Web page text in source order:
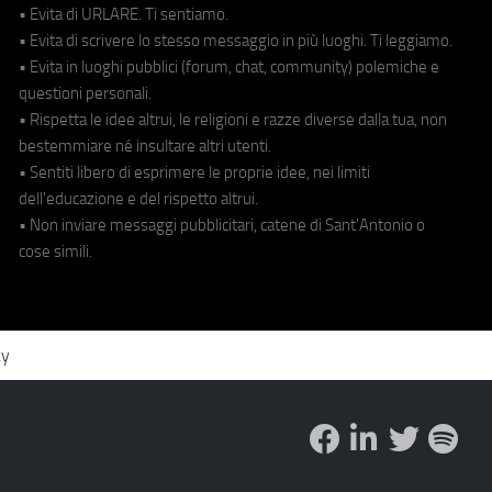
• Evita di URLARE. Ti sentiamo.
• Evita di scrivere lo stesso messaggio in più luoghi. Ti leggiamo.
• Evita in luoghi pubblici (forum, chat, community) polemiche e
questioni personali.
• Rispetta le idee altrui, le religioni e razze diverse dalla tua, non
bestemmiare né insultare altri utenti.
• Sentiti libero di esprimere le proprie idee, nei limiti
dell'educazione e del rispetto altrui.
• Non inviare messaggi pubblicitari, catene di Sant'Antonio o
cose simili.